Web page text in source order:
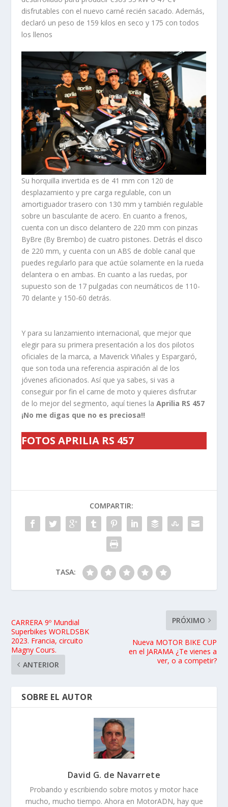
disfrutables con el nuevo carné recién sacado. Además,
declaró un peso de 159 kilos en seco y 175 con todos
los llenos
Su horquilla invertida es de 41 mm con 120 de
desplazamiento y pre carga regulable, con un
amortiguador trasero con 130 mm y también regulable
sobre un basculante de acero. En cuanto a frenos,
cuenta con un disco delantero de 220 mm con pinzas
ByBre (By Brembo) de cuatro pistones. Detrás el disco
de 220 mm, y cuenta con un ABS de doble canal que
puedes regularlo para que actúe solamente en la rueda
delantera o en ambas. En cuanto a las ruedas, por
supuesto son de 17 pulgadas con neumáticos de 110-
70 delante y 150-60 detrás.
Y para su lanzamiento internacional, que mejor que
elegir para su primera presentación a los dos pilotos
oficiales de la marca, a Maverick Viñales y Espargaró,
que son toda una referencia aspiración al de los
jóvenes aficionados. Así que ya sabes, si vas a
conseguir por fin el carne de moto y quieres disfrutar
de lo mejor del segmento, aquí tienes laAprilia RS 457
¡No me digas que no es preciosa!!
FOTOS APRILIA RS 457
COMPARTIR:
TASA:
CARRERA 9º Mundial
Superbikes WORLDSBK
2023. Francia, circuito
Magny Cours.
ANTERIOR
PRÓXIMO
Nueva MOTOR BIKE CUP
en el JARAMA ¿Te vienes a
ver, o a competir?
SOBRE EL AUTOR
David G. de Navarrete
Probando y escribiendo sobre motos y motor hace
mucho, mucho tiempo. Ahora en MotorADN, hay que